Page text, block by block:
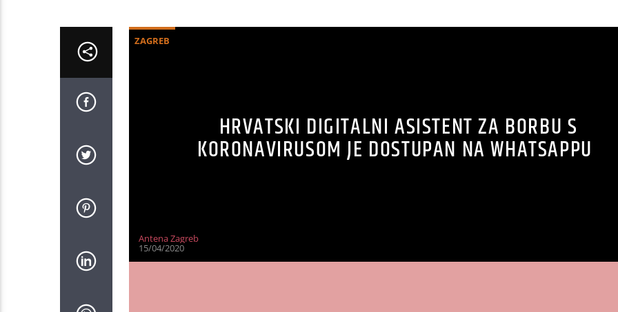
ZAGREB
HRVATSKI DIGITALNI ASISTENT ZA BORBU S
KORONAVIRUSOM JE DOSTUPAN NA WHATSAPPU
Antena Zagreb
15/04/2020